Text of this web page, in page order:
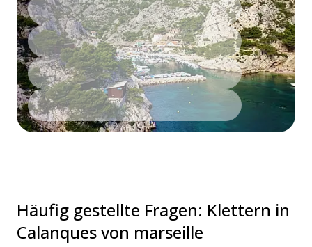
Häufig gestellte Fragen: Klettern in
Calanques von marseille